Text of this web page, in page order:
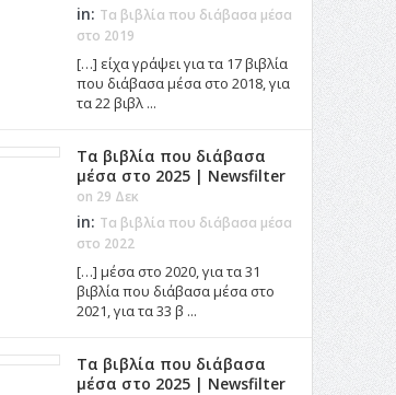
in: Τα βιβλία που διάβασα μέσα
στο 2019
[…] είχα γράψει για τα 17 βιβλία
που διάβασα μέσα στο 2018, για
τα 22 βιβλ ...
Τα βιβλία που διάβασα
μέσα στο 2025 | Newsfilter
on 29 Δεκ
in: Τα βιβλία που διάβασα μέσα
στο 2022
[…] μέσα στο 2020, για τα 31
βιβλία που διάβασα μέσα στο
2021, για τα 33 β ...
Τα βιβλία που διάβασα
μέσα στο 2025 | Newsfilter